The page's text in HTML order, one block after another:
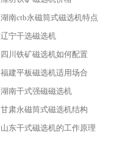
湖南ctb永磁筒式磁选机特点
辽宁干选磁选机
四川铁矿磁选机如何配置
福建平板磁选机适用场合
湖南干式强磁磁选机
甘肃永磁筒式磁选机结构
山东干式磁选机的工作原理